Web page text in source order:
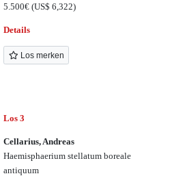
5.500€(US$ 6,322)
Details
Los merken
Los 3
Cellarius, Andreas
Haemisphaerium stellatum boreale
antiquum